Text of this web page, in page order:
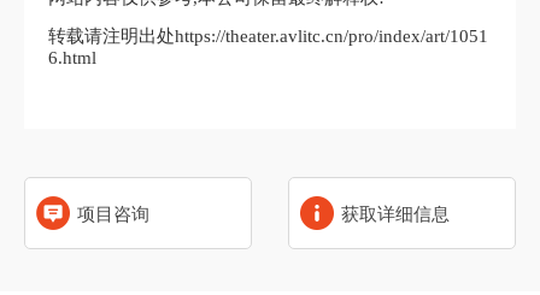
转载请注明出处https://theater.avlitc.cn/pro/index/art/1051
6.html
项目咨询 获取详细信息